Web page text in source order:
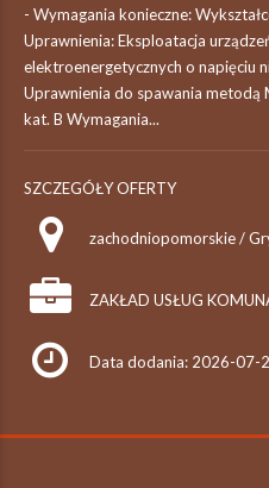
- Wymagania konieczne:
Uprawnienia: Eksploatacja
elektroenergetycznych o napięciu
Uprawnienia do spawania metodą
kat. B Wymagania...
SZCZEGÓŁY OFERTY
zachodniopomorskie /
ZAKŁAD USŁUG
Data dodania: 2026-07-